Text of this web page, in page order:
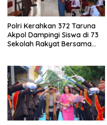
Polri Kerahkan 372 Taruna
Akpol Dampingi Siswa di 73
Sekolah Rakyat Bersama